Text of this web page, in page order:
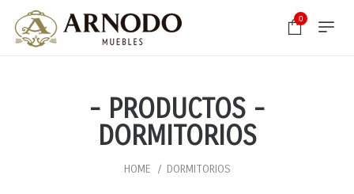
0
- PRODUCTOS -
DORMITORIOS
HOME DORMITORIOS